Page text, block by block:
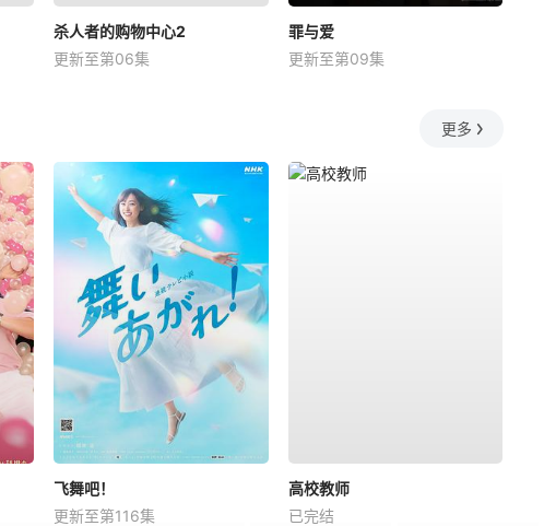
杀人者的购物中心2
更新至第06集
罪与爱
更新至第09集
更多
飞舞吧！
更新至第116集
高校教师
已完结